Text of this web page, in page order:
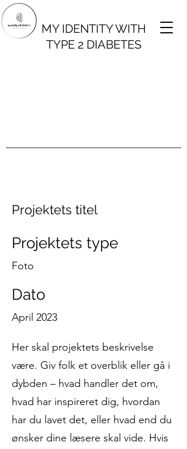
MY IDENTITY WITH
TYPE 2 DIABETES
Projektets titel
Projektets type
Foto
Dato
April 2023
Her skal projektets beskrivelse
være. Giv folk et overblik eller gå i
dybden – hvad handler det om,
hvad har inspireret dig, hvordan
har du lavet det, eller hvad end du
ønsker dine læsere skal vide. Hvis